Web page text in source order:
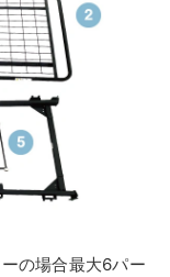
の場合最大6パー